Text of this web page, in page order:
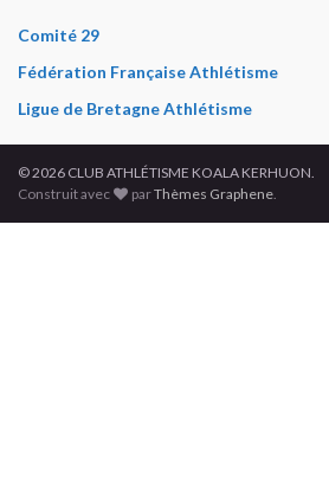
Comité 29
Fédération Française Athlétisme
Ligue de Bretagne Athlétisme
© 2026 CLUB ATHLÉTISME KOALA KERHUON.
Construit avec
parThèmes Graphene